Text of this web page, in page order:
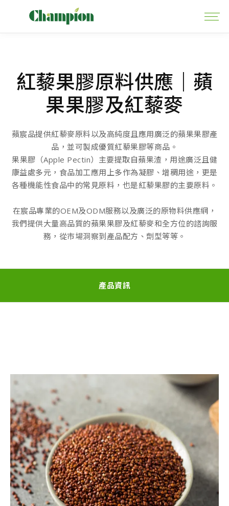
紅藜果膠原料供應｜蘋
果果膠及紅藜麥
蘋宸品提供紅藜麥原料以及高純度且應用廣泛的蘋果果膠產
品，並可製成優質紅藜果膠等商品。
果果膠（Apple Pectin）主要提取自蘋果渣，用途廣泛且健
康益處多元，食品加工應用上多作為凝膠、增稠用途，更是
各種機能性食品中的常見原料，也是紅藜果膠的主要原料。
在宸品專業的OEM及ODM服務以及廣泛的原物料供應網，
我們提供大量高品質的蘋果果膠及紅藜麥和全方位的諮詢服
務，從市場洞察到產品配方、劑型等等。
產品資訊